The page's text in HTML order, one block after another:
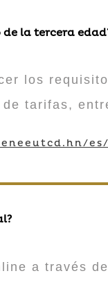
la tercera
los
tarifas,
a través